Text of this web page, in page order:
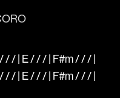
/ / | E / / / | F#m / / / |
/ / | E / / / | F#m / / / |